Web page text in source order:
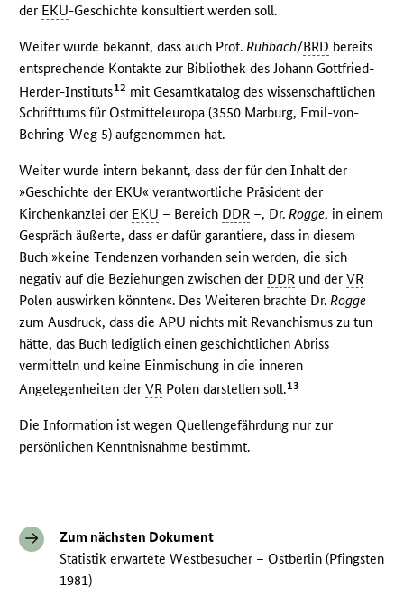
der EKU-Geschichte konsultiert werden soll.
Weiter wurde bekannt, dass auch Prof. Ruhbach/BRD bereits
entsprechende Kontakte zur Bibliothek des Johann Gottfried-
Herder-Instituts12 mit Gesamtkatalog des wissenschaftlichen
Schrifttums für Ostmitteleuropa (3550 Marburg, Emil-von-
Behring-Weg 5) aufgenommen hat.
Weiter wurde intern bekannt, dass der für den Inhalt der
»Geschichte der EKU« verantwortliche Präsident der
Kirchenkanzlei der EKU – Bereich DDR –, Dr.Rogge, in einem
Gespräch äußerte, dass er dafür garantiere, dass in diesem
Buch »keine Tendenzen vorhanden sein werden, die sich
negativ auf die Beziehungen zwischen der DDR und derVR
Polen auswirken könnten«. Des Weiteren brachte Dr.Rogge
zum Ausdruck, dass dieAPU nichts mit Revanchismus zu tun
hätte, das Buch lediglich einen geschichtlichen Abriss
vermitteln und keine Einmischung in die inneren
Angelegenheiten derVR Polen darstellen soll.13
Die Information ist wegen Quellengefährdung nur zur
persönlichen Kenntnisnahme bestimmt.
Zum nächsten Dokument
Statistik erwartete Westbesucher – Ostberlin (Pfingsten
1981)